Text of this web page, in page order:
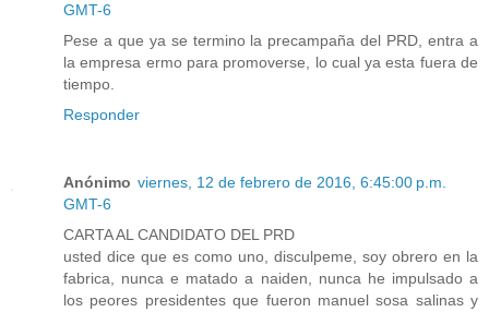
GMT-6
Pese a que ya se termino la precampaña del PRD, entra a
la empresa ermo para promoverse, lo cual ya esta fuera de
tiempo.
Responder
Anónimo viernes, 12 de febrero de 2016, 6:45:00 p.m.
GMT-6
CARTA AL CANDIDATO DEL PRD
usted dice que es como uno, disculpeme, soy obrero en la
fabrica, nunca e matado a naiden, nunca he impulsado a
los peores presidentes que fueron manuel sosa salinas y